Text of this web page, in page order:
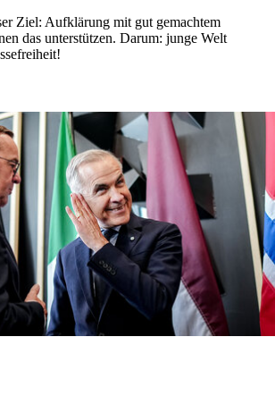
Ziel: Aufklärung mit gut gemachtem
das unterstützen. Darum: junge Welt